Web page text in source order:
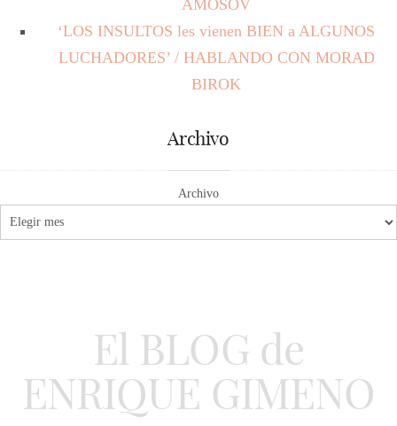
AMOSOV
‘LOS INSULTOS les vienen BIEN a ALGUNOS
LUCHADORES’ / HABLANDO CON MORAD
BIROK
Archivo
Archivo
El BLOG de
ENRIQUE GIMENO